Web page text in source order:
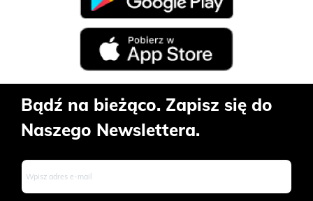
Bądź na bieżąco. Zapisz się do
Naszego Newslettera.